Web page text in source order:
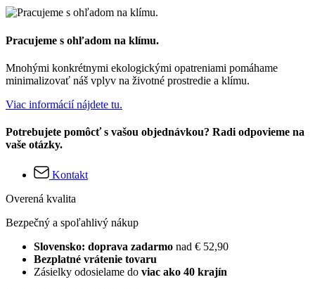
Pracujeme s ohľadom na klímu.
Mnohými konkrétnymi ekologickými opatreniami pomáhame
minimalizovať náš vplyv na životné prostredie a klímu.
Viac informácií nájdete tu.
Potrebujete pomôcť s vašou objednávkou? Radi odpovieme na
vaše otázky.
Kontakt
Overená kvalita
Bezpečný a spoľahlivý nákup
Slovensko: doprava zadarmo nad € 52,90
Bezplatné vrátenie tovaru
Zásielky odosielame do viac ako 40 krajín